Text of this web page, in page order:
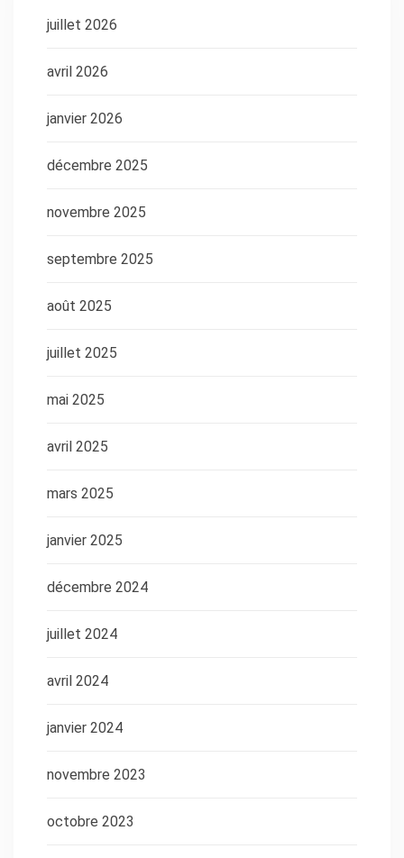
juillet 2026
avril 2026
janvier 2026
décembre 2025
novembre 2025
septembre 2025
août 2025
juillet 2025
mai 2025
avril 2025
mars 2025
janvier 2025
décembre 2024
juillet 2024
avril 2024
janvier 2024
novembre 2023
octobre 2023